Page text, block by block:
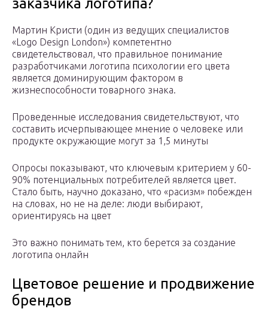
заказчика логотипа?
Мартин Кристи (один из ведущих специалистов
«Logo Design London») компетентно
свидетельствовал, что правильное понимание
разработчиками логотипа психологии его цвета
является доминирующим фактором в
жизнеспособности товарного знака.
Проведенные исследования свидетельствуют, что
составить исчерпывающее мнение о человеке или
продукте окружающие могут за 1,5 минуты
Опросы показывают, что ключевым критерием у 60-
90% потенциальных потребителей является цвет.
Стало быть, научно доказано, что «расизм» побежден
на словах, но не на деле: люди выбирают,
ориентируясь на цвет
Это важно понимать тем, кто берется за создание
логотипа онлайн
Цветовое решение и продвижение
брендов